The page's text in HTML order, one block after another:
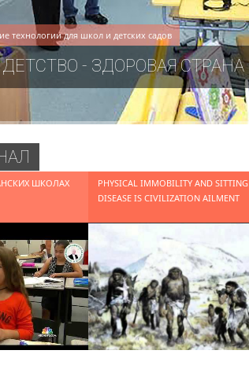
технологии для школ и детских садов
- ЗДОРОВАЯ СТРАНА
ШКОЛАХ
PHYSICAL IMMOBILITY AND SITTING
DISEASE IS CIVILIZATION AILMENT